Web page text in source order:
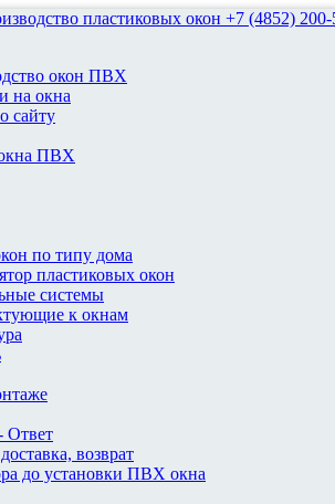
пластиковых окон +7 (4852) 200-
окон ПВХ
на окна
сайту
ПВХ
по типу дома
пластиковых окон
системы
к окнам
Ответ
возврат
до установки ПВХ окна
Характеристики
характеристики
показателей профилей
профилей
компании VEKA